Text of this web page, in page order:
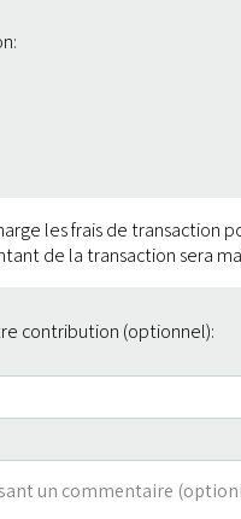
les frais de transaction
de la transaction sera
contribution (optionnel):